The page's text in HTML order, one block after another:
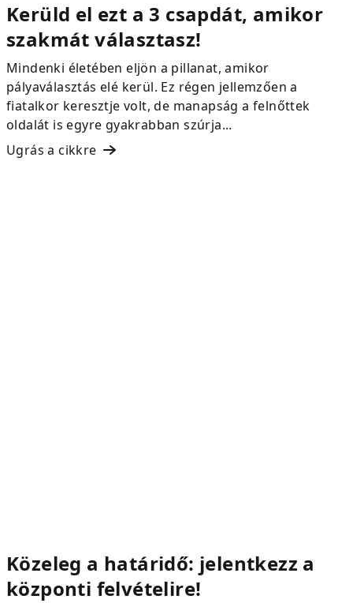
Kerüld el ezt a 3 csapdát, amikor
szakmát választasz!
Mindenki életében eljön a pillanat, amikor
pályaválasztás elé kerül. Ez régen jellemzően a
fiatalkor keresztje volt, de manapság a felnőttek
oldalát is egyre gyakrabban szúrja...
Ugrás a cikkre
Közeleg a határidő: jelentkezz a
központi felvételire!